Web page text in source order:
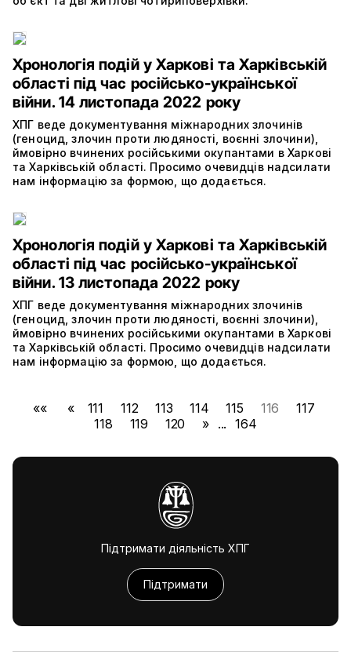
Хронологія подій у Харкові та Харківській
області під час російсько-української
війни. 14 листопада 2022 року
ХПГ веде документування міжнародних злочинів
(геноцид, злочин проти людяності, воєнні злочини),
ймовірно вчинених російськими окупантами в Харкові
та Харківській області. Просимо очевидців надсилати
нам інформацію за формою, що додається.
Хронологія подій у Харкові та Харківській
області під час російсько-української
війни. 13 листопада 2022 року
ХПГ веде документування міжнародних злочинів
(геноцид, злочин проти людяності, воєнні злочини),
ймовірно вчинених російськими окупантами в Харкові
та Харківській області. Просимо очевидців надсилати
нам інформацію за формою, що додається.
«« « 111 112 113 114 115 116
117
118
119 120 » ... 164
Підтримати діяльність ХПГ
Підтримати